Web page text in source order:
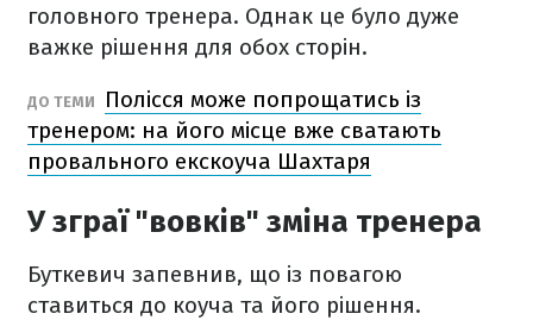
головного тренера. Однак це було дуже
важке рішення для обох сторін.
ДО ТЕМИ
Полісся може попрощатись із
тренером: на його місце вже сватають
провального екскоуча Шахтаря
У зграї "вовків" зміна тренера
Буткевич запевнив, що із повагою
ставиться до коуча та його рішення.